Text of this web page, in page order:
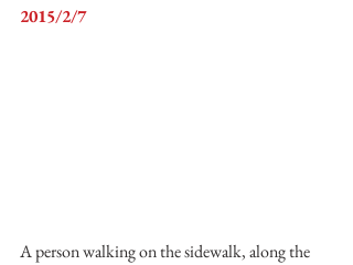
2015/2/7
A person walking on the sidewalk, along the